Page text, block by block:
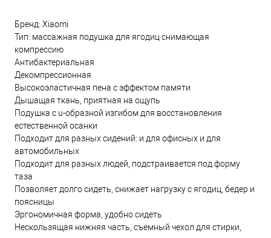
Бренд: Xiaomi
Тип: массажная подушка для ягодиц снимающая
компрессию
Антибактериальная
Декомпрессионная
Высокоэластичная пена с эффектом памяти
Дышащая ткань, приятная на ощупь
Подушка с u-образной изгибом для восстановления
естественной осанки
Подходит для разных сидений: и для офисных и для
автомобильных
Подходит для разных людей, подстраивается под форму
таза
Позволяет долго сидеть, снижает нагрузку с ягодиц, бедер и
поясницы
Эргономичная форма, удобно сидеть
Нескользящая нижняя часть, съемный чехол для стирки,